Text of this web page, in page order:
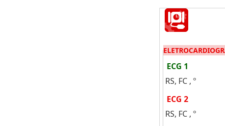
ECG 1
RS, FC , º
ECG 2
RS, FC , º